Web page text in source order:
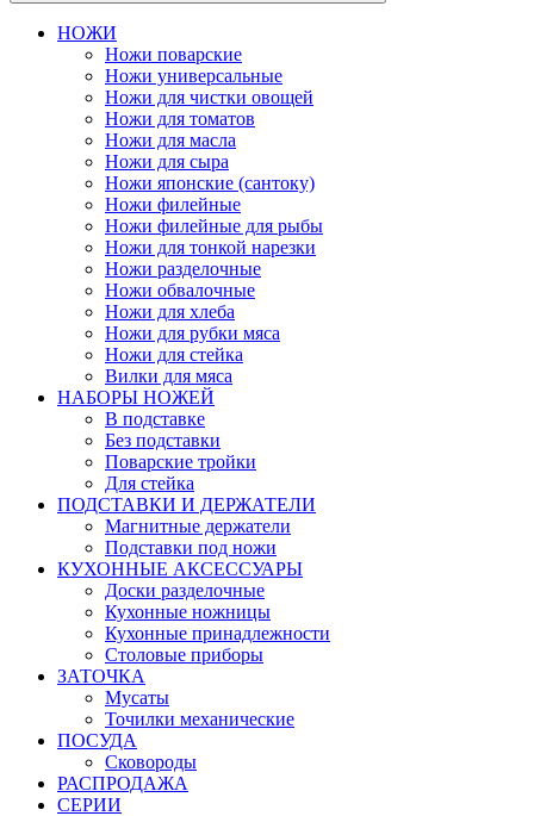
НОЖИ
Ножи поварские
Ножи универсальные
Ножи для чистки овощей
Ножи для томатов
Ножи для масла
Ножи для сыра
Ножи японские (сантоку)
Ножи филейные
Ножи филейные для рыбы
Ножи для тонкой нарезки
Ножи разделочные
Ножи обвалочные
Ножи для хлеба
Ножи для рубки мяса
Ножи для стейка
Вилки для мяса
НАБОРЫ НОЖЕЙ
В подставке
Без подставки
Поварские тройки
Для стейка
ПОДСТАВКИ И ДЕРЖАТЕЛИ
Магнитные держатели
Подставки под ножи
КУХОННЫЕ АКСЕССУАРЫ
Доски разделочные
Кухонные ножницы
Кухонные принадлежности
Столовые приборы
ЗАТОЧКА
Мусаты
Точилки механические
ПОСУДА
Сковороды
РАСПРОДАЖА
СЕРИИ